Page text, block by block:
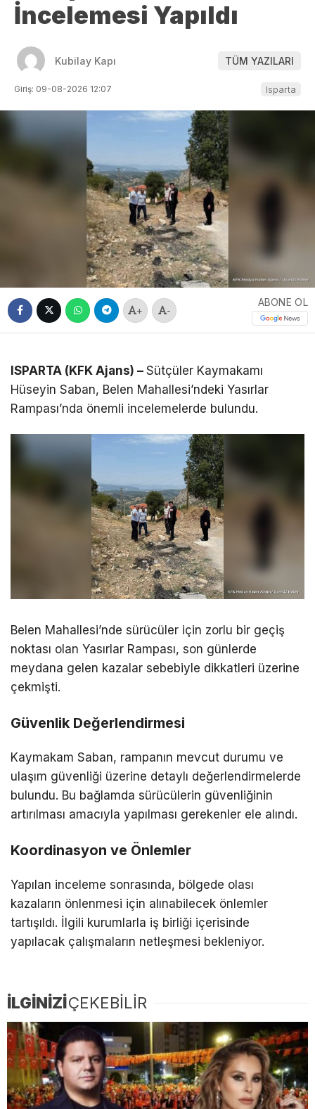
İncelemesi Yapıldı
Kubilay Kapı TÜM YAZILARI
Giriş: 09-08-2026 12:07 Isparta
+ -
ABONE OL
ISPARTA (KFK Ajans) – Sütçüler Kaymakamı
Hüseyin Saban, Belen Mahallesi’ndeki Yasırlar
Rampası’nda önemli incelemelerde bulundu.
Belen Mahallesi’nde sürücüler için zorlu bir geçiş
noktası olan Yasırlar Rampası, son günlerde
meydana gelen kazalar sebebiyle dikkatleri üzerine
çekmişti.
Güvenlik Değerlendirmesi
Kaymakam Saban, rampanın mevcut durumu ve
ulaşım güvenliği üzerine detaylı değerlendirmelerde
bulundu. Bu bağlamda sürücülerin güvenliğinin
artırılması amacıyla yapılması gerekenler ele alındı.
Koordinasyon ve Önlemler
Yapılan inceleme sonrasında, bölgede olası
kazaların önlenmesi için alınabilecek önlemler
tartışıldı. İlgili kurumlarla iş birliği içerisinde
yapılacak çalışmaların netleşmesi bekleniyor.
İLGİNİZİÇEKEBİLİR